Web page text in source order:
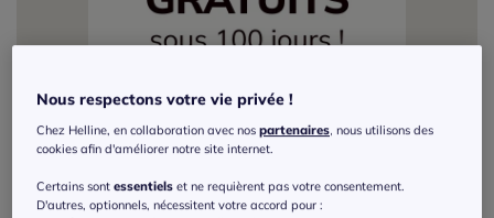
Nous respectons votre vie privée !
Chez Helline, en collaboration avec nospartenaires, nous utilisons des
cookies afin d'améliorer notre site internet.
Certains sontessentiels et ne requièrent pas votre consentement.
D'autres, optionnels, nécessitent votre accord pour :